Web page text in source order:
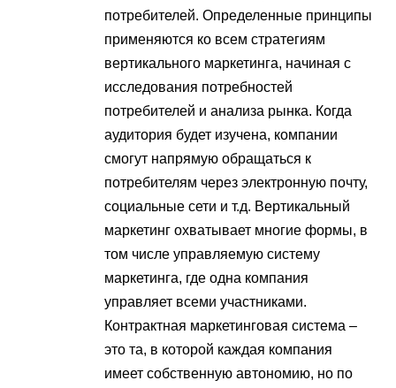
потребителей. Определенные принципы
применяются ко всем стратегиям
вертикального маркетинга, начиная с
исследования потребностей
потребителей и анализа рынка. Когда
аудитория будет изучена, компании
смогут напрямую обращаться к
потребителям через электронную почту,
социальные сети и т.д. Вертикальный
маркетинг охватывает многие формы, в
том числе управляемую систему
маркетинга, где одна компания
управляет всеми участниками.
Контрактная маркетинговая система –
это та, в которой каждая компания
имеет собственную автономию, но по